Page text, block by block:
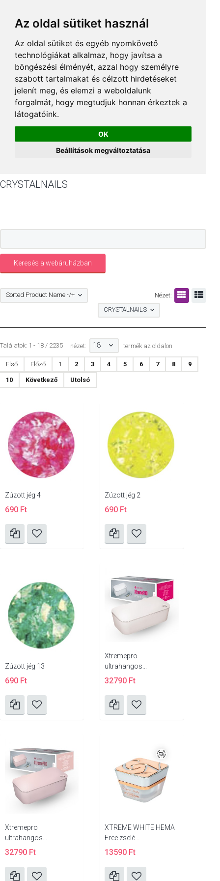
Az oldal sütiket használ
Az oldal sütiket és egyéb nyomkövető
technológiákat alkalmaz, hogy javítsa a
böngészési élményét, azzal hogy személyre
szabott tartalmakat és célzott hirdetéseket
jelenít meg, és elemzi a weboldalunk
forgalmát, hogy megtudjuk honnan érkeztek a
látogatóink.
OK
Beállítások megváltoztatása
CRYSTALNAILS
Nézet:
Sorted Product Name -/+
CRYSTALNAILS
Találatok: 1 - 18 / 2235 nézet: 18 termék az oldalon
Első Előző 1 2 3 4 5 6 7 8 9
10 Következő Utolsó
Zúzott jég 4
690 Ft
Zúzott jég 2
690 Ft
Zúzott jég 13
690 Ft
Xtremepro
ultrahangos...
32790 Ft
Xtremepro
ultrahangos...
32790 Ft
XTREME WHITE HEMA
Free zselé...
13590 Ft